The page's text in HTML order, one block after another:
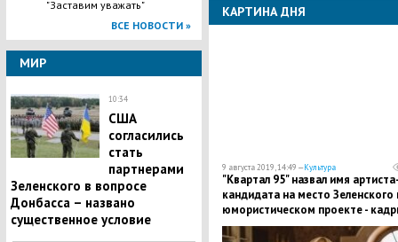
"Заставим уважать"
ВСЕ НОВОСТИ »
МИР
10:34
США
согласились
стать
партнерами
Зеленского в вопросе
Донбасса – названо
существенное условие
КАРТИНА ДНЯ
9 августа 2019, 14:49 —Культура
"Квартал 95" назвал имя
кандидата на место Зеленского
юмористическом проекте -